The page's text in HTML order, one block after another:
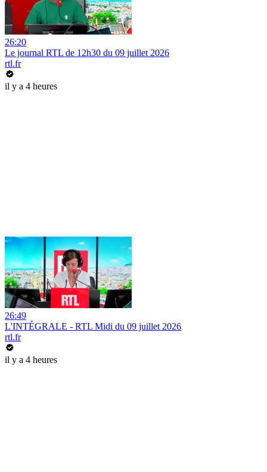
26:20
Le journal RTL de 12h30 du 09 juillet 2026
rtl.fr
il y a 4 heures
26:49
L'INTÉGRALE - RTL Midi du 09 juillet 2026
rtl.fr
il y a 4 heures